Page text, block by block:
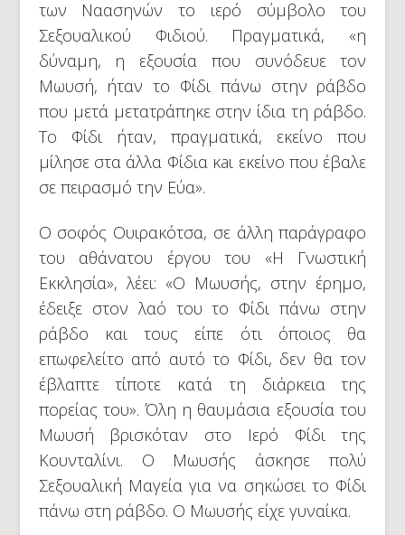
των Ναασηνών το ιερό σύμβολο του
Σεξουαλικού Φιδιού. Πραγματικά, «η
δύναμη, η εξουσία που συνόδευε τον
Μωυσή, ήταν το Φίδι πάνω στην ράβδο
που μετά μετατράπηκε στην ίδια τη ράβδο.
Το Φίδι ήταν, πραγματικά, εκείνο που
μίλησε στα άλλα Φίδια κaι εκείνο που έβαλε
σε πειρασμό την Εύα».
Ο σοφός Ουιρακότσα, σε άλλη παράγραφο
του αθάνατου έργου του «Η Γνωστική
Εκκλησία», λέει: «Ο Μωυσής, στην έρημο,
έδειξε στον λαό του το Φίδι πάνω στην
ράβδο και τους είπε ότι όποιος θα
επωφελείτο από αυτό το Φίδι, δεν θα τον
έβλαπτε τίποτε κατά τη διάρκεια της
πορείας του». Όλη η θαυμάσια εξουσία του
Μωυσή βρισκόταν στο Ιερό Φίδι της
Κουνταλίνι. Ο Μωυσής άσκησε πολύ
Σεξουαλική Μαγεία για να σηκώσει το Φίδι
πάνω στη ράβδο. Ο Μωυσής είχε γυναίκα.